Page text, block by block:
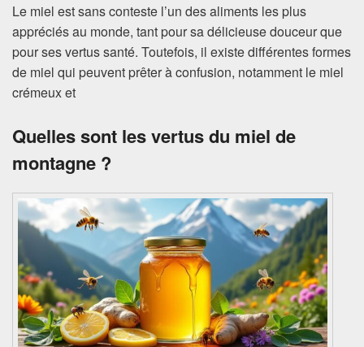
Le miel est sans conteste l’un des aliments les plus
appréciés au monde, tant pour sa délicieuse douceur que
pour ses vertus santé. Toutefois, il existe différentes formes
de miel qui peuvent prêter à confusion, notamment le miel
crémeux et
Quelles sont les vertus du miel de
montagne ?